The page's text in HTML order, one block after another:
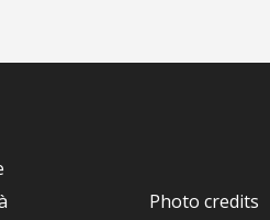
Photo credits